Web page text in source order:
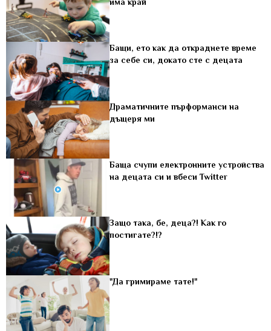
Бащи, ето как да откраднете време
за себе си, докато сте с децата
Драматичните пърформанси на
дъщеря ми
Баща счупи електронните устройства
на децата си и вбеси Twitter
Защо така, бе, деца?! Как го
постигате?!?
"Да гримираме тате!"